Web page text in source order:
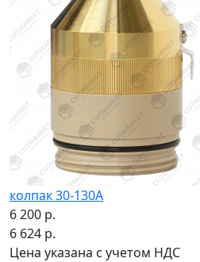
колпак 30-130А
6 200 р.
6 624 р.
Цена указана с учетом НДС